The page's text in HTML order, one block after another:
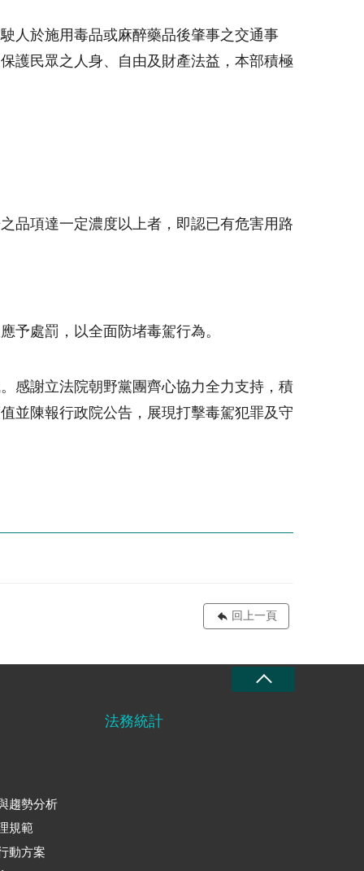
人於施用毒品或麻醉藥品後肇事之交通事
護民眾之人身、自由及財產法益，本部積極
品項達一定濃度以上者，即認已有危害用路
予處罰，以全面防堵毒駕行為。
感謝立法院朝野黨團齊心協力全力支持，積
並陳報行政院公告，展現打擊毒駕犯罪及守
回上一頁
趨勢分析
規範
動方案
法務統計